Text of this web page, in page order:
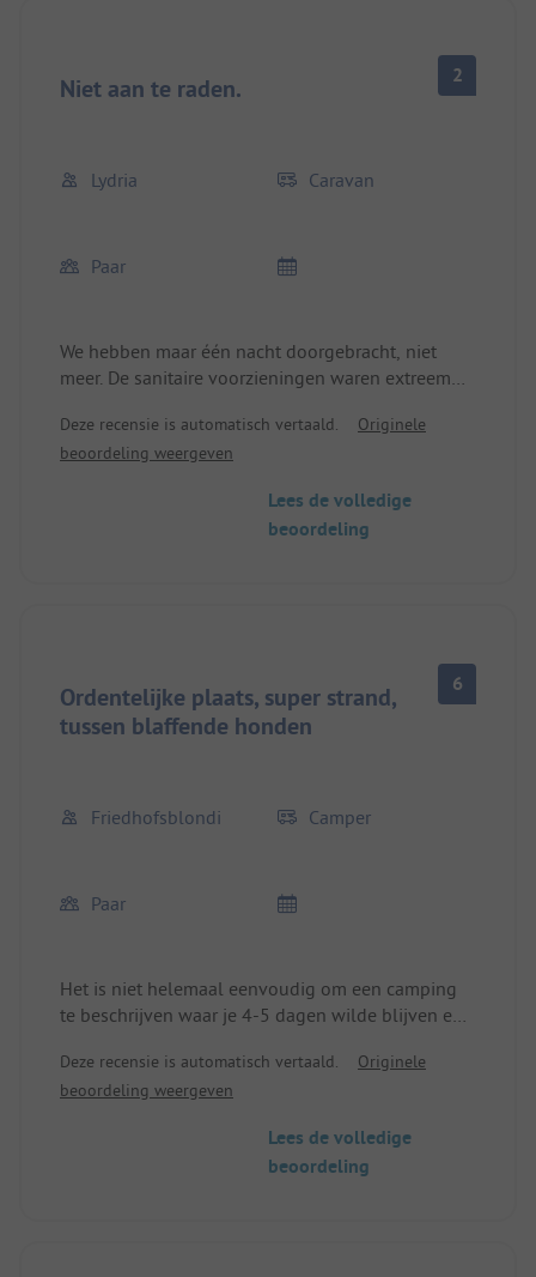
Niet aan te raden. 2
Lydria Caravan
Paar
We hebben maar één nacht doorgebracht, niet
meer. De sanitaire voorzieningen waren extreem
hoeken en veel spinnenwebben.
Deze recensie is automatisch vertaald.
Originele
beoordeling weergeven
Lees de volledige
beoordeling
Ordentelijke plaats, super strand,
tussen blaffende honden
6
Friedhofsblondi Camper
Paar
Het is niet helemaal eenvoudig om een camping
te beschrijven waar je 4-5 dagen wilde blijven en
een grote standplaats te krijgen waar we onze
camper konden parkeren en toch nog 5 meter
onze twee fietsen, twee motoren en ook de
aanhanger op de plaats ervoor parkeren. De
Deze recensie is automatisch vertaald.
Originele
beoordeling weergeven
Lees de volledige
beoordeling